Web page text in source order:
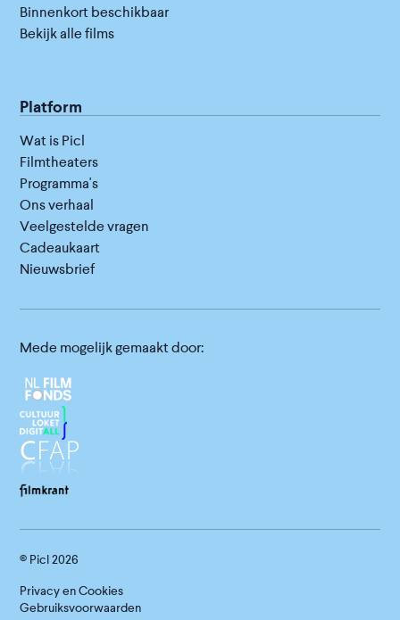
Binnenkort beschikbaar
Bekijk alle films
Platform
Wat is Picl
Filmtheaters
Programma's
Ons verhaal
Veelgestelde vragen
Cadeaukaart
Nieuwsbrief
Mede mogelijk gemaakt door:
© Picl2026
Privacy en Cookies
Gebruiksvoorwaarden